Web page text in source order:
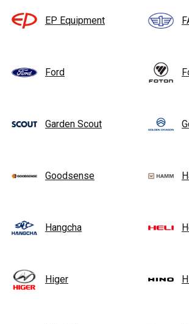
EP Equipment
Ford
Garden Scout
Goodsense
Hangcha
Higer